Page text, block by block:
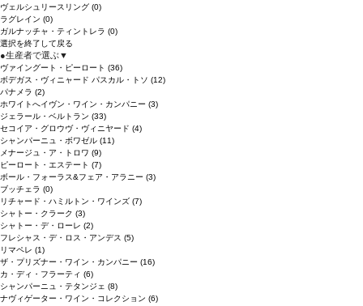
ヴェルシュリースリング (0)
ラグレイン (0)
ガルナッチャ・ティントレラ (0)
選択を終了して戻る
●生産者で選ぶ▼
ヴァイングート・ピーロート (36)
ボデガス・ヴィニャード パスカル・トソ (12)
パナメラ (2)
ホワイトへイヴン・ワイン・カンパニー (3)
ジェラール・ベルトラン (33)
セコイア・グロウヴ・ヴィニヤード (4)
シャンパーニュ・ボワゼル (11)
メナージュ・ア・トロワ (9)
ピーロート・エステート (7)
ボール・フォーラス&フェア・アラニー (3)
ブッチェラ (0)
リチャード・ハミルトン・ワインズ (7)
シャトー・クラーク (3)
シャトー・デ・ローレ (2)
フレシャス・デ・ロス・アンデス (5)
リマペレ (1)
ザ・プリズナー・ワイン・カンパニー (16)
カ・ディ・フラーティ (6)
シャンパーニュ・テタンジェ (8)
ナヴィゲーター・ワイン・コレクション (6)